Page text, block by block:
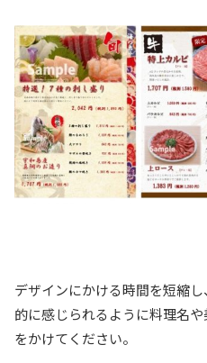
デザインにかける時間を短縮
的に感じられるように料理名
をかけてください。